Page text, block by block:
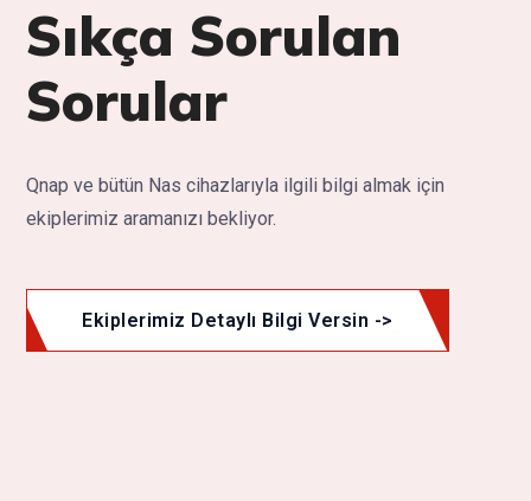
Sıkça Sorulan
Sorular
Qnap ve bütün Nas cihazlarıyla ilgili bilgi almak için
ekiplerimiz aramanızı bekliyor.
Ekiplerimiz Detaylı Bilgi Versin ->